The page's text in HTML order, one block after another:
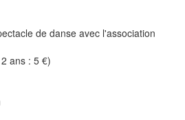
de danse avec l'association
ans : 5 €)